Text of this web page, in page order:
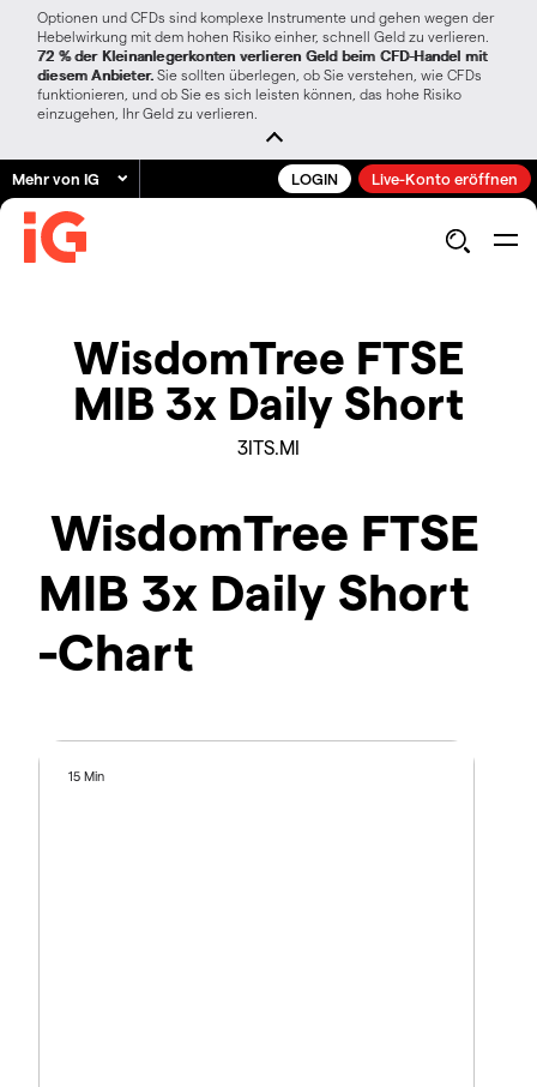
Optionen und CFDs sind komplexe Instrumente und gehen wegen der
Hebelwirkung mit dem hohen Risiko einher, schnell Geld zu verlieren.
72 % der Kleinanlegerkonten verlieren Geld beim CFD-Handel mit
diesem Anbieter. Sie sollten überlegen, ob Sie verstehen, wie CFDs
funktionieren, und ob Sie es sich leisten können, das hohe Risiko
einzugehen, Ihr Geld zu verlieren.
Mehr von IG LOGIN Live-Konto eröffnen
WisdomTree FTSE
MIB 3x Daily Short
3ITS.MI
WisdomTree FTSE
MIB 3x Daily Short
-Chart
15 Min